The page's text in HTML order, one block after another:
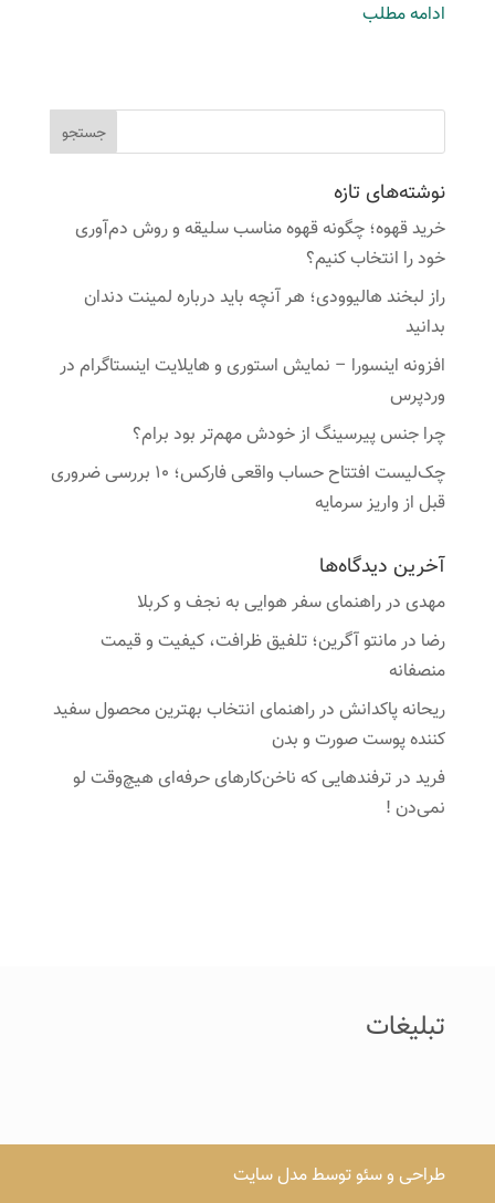
ادامه مطلب
نوشته‌های تازه
خرید قهوه؛ چگونه قهوه مناسب سلیقه و روش دم‌آوری
خود را انتخاب کنیم؟
راز لبخند هالیوودی؛ هر آنچه باید درباره لمینت دندان
بدانید
افزونه اینسورا – نمایش استوری و هایلایت اینستاگرام در
وردپرس
چرا جنس پیرسینگ از خودش مهم‌تر بود برام؟
چک‌لیست افتتاح حساب واقعی فارکس؛ ۱۰ بررسی ضروری
قبل از واریز سرمایه
آخرین دیدگاه‌ها
مهدیدرراهنمای سفر هوایی به نجف و کربلا
رضا درمانتو آگرین؛ تلفیق ظرافت، کیفیت و قیمت
منصفانه
ریحانه پاکدانشدرراهنمای انتخاب بهترین محصول سفید
کننده پوست صورت و بدن
فریددرترفندهایی که ناخن‌کارهای حرفه‌ای هیچ‌وقت لو
نمی‌دن !
تبلیغات
طراحی و سئو توسط مدل سایت